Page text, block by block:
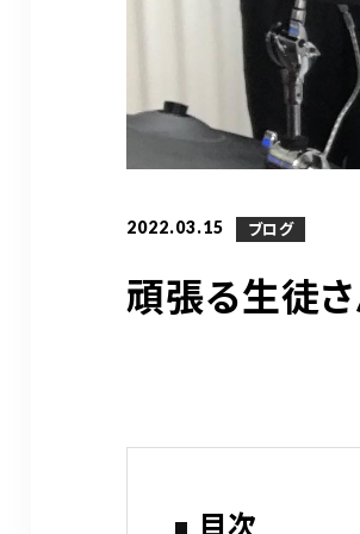
2022.03.15 ブログ
頑張る生徒
目次